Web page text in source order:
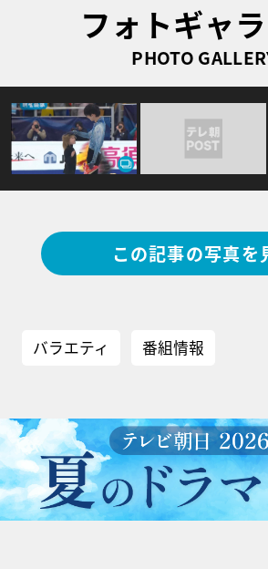
フォトギャ
PHOTO
この記事の写真を
バラエティ 番組情報